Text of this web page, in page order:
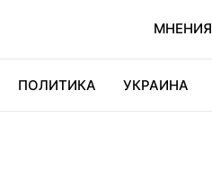
МНЕНИЯ
ПОЛИТИКА УКРАИНА